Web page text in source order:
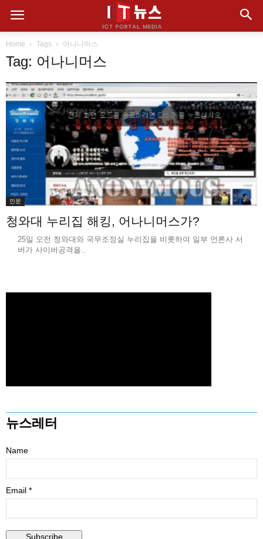
Home Tags 어나니머스
Tag: 어나니머스
인문
청와대 누리집 해킹, 어나니머스가?
25일 오전 청와대와 국무조정실 누리집을 비롯하여 일부 언론사 서
버가 사이버공격을..
뉴스레터
Name
Email *